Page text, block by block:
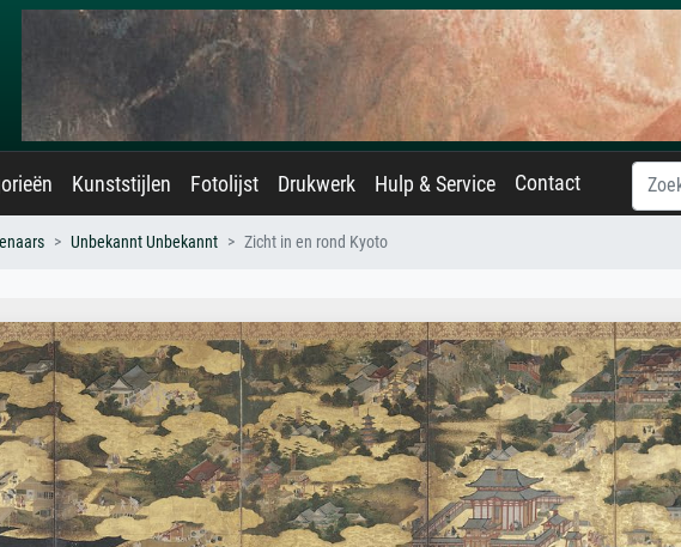
Kunststijlen Fotolijst Drukwerk Hulp & Service Contact
Unbekannt Unbekannt Zicht in en rond Kyoto